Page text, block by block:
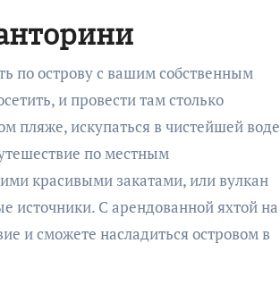
по острову с вашим собственным
и провести там столько
пляже, искупаться в чистейшей воде
по местным
красивыми закатами, или вулкан
источники. С арендованной яхтой на
и сможете насладиться островом в